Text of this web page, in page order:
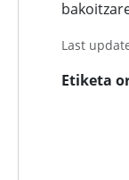
Last
Etiketa